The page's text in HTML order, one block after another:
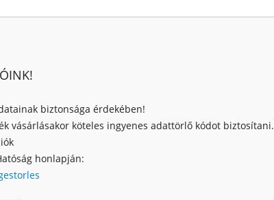
biztonsága érdekében!
vásárlásakor köteles ingyenes adattörlő kódot biztosítani.
honlapján: